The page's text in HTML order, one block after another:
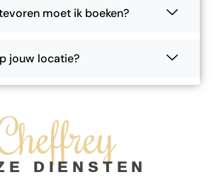
moet ik boeken?
jouw locatie?
DIENSTEN